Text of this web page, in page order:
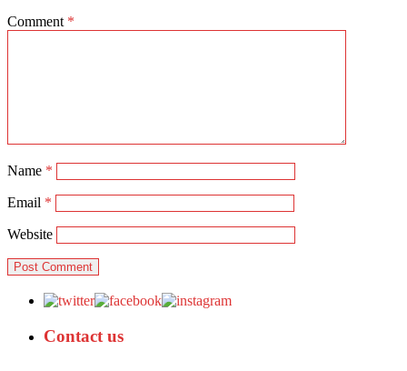
Comment *
Name *
Email *
Website
Contact us